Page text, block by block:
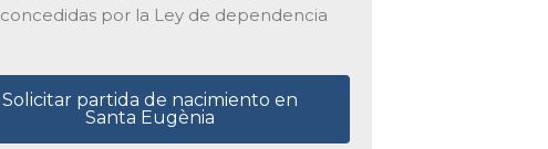
concedidas por la Ley de dependencia
Solicitar partida de nacimiento en
Santa Eugènia